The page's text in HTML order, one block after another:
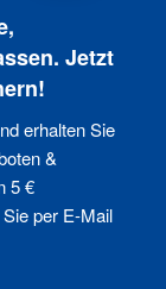
Jetzt
erhalten Sie
&
5 €
per E-Mail